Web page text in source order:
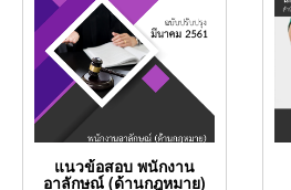
แนวข้อสอบ พนักงาน
อาลักษณ์ (ด้านกฎหมาย)